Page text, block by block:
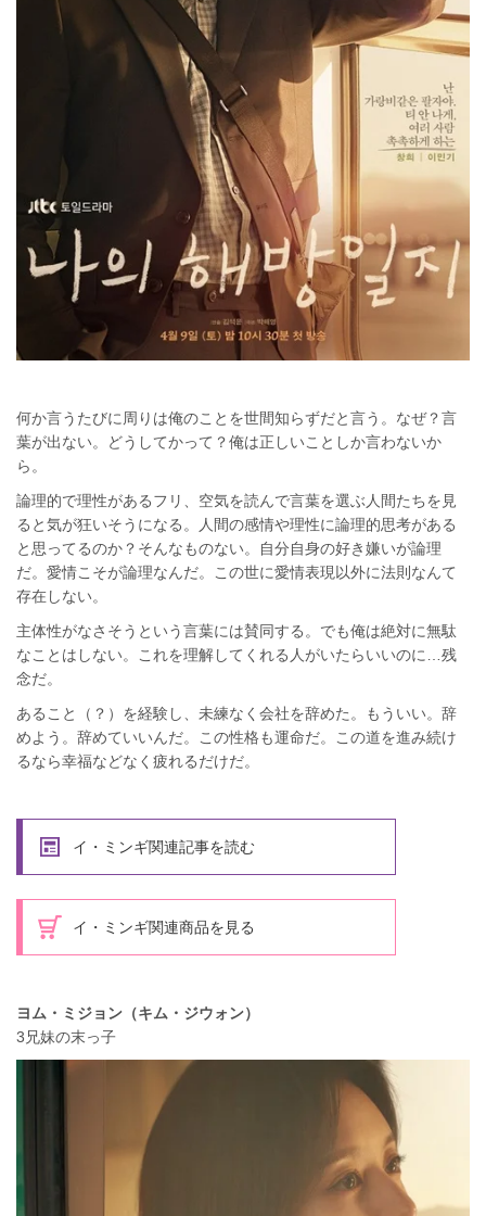
何か言うたびに周りは俺のことを世間知らずだと言う。なぜ？言
葉が出ない。どうしてかって？俺は正しいことしか言わないか
ら。
論理的で理性があるフリ、空気を読んで言葉を選ぶ人間たちを見
ると気が狂いそうになる。人間の感情や理性に論理的思考がある
と思ってるのか？そんなものない。自分自身の好き嫌いが論理
だ。愛情こそが論理なんだ。この世に愛情表現以外に法則なんて
存在しない。
主体性がなさそうという言葉には賛同する。でも俺は絶対に無駄
なことはしない。これを理解してくれる人がいたらいいのに…残
念だ。
あること（？）を経験し、未練なく会社を辞めた。もういい。辞
めよう。辞めていいんだ。この性格も運命だ。この道を進み続け
るなら幸福などなく疲れるだけだ。
イ・ミンギ関連記事を読む
イ・ミンギ関連商品を見る
ヨム・ミジョン（キム・ジウォン）
3兄妹の末っ子